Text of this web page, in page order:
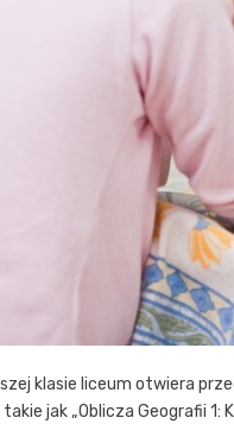
klasie liceum otwiera
jak „Oblicza Geografii